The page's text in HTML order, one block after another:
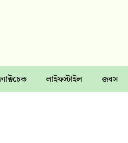
লাইফস্টাইল জবস